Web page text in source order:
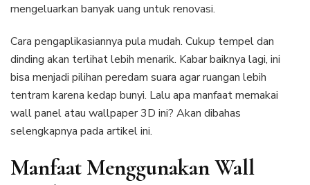
mengeluarkan banyak uang untuk renovasi.
Cara pengaplikasiannya pula mudah. Cukup tempel dan
dinding akan terlihat lebih menarik. Kabar baiknya lagi, ini
bisa menjadi pilihan peredam suara agar ruangan lebih
tentram karena kedap bunyi. Lalu apa manfaat memakai
wall panel atau wallpaper 3D ini? Akan dibahas
selengkapnya pada artikel ini.
Manfaat Menggunakan Wall